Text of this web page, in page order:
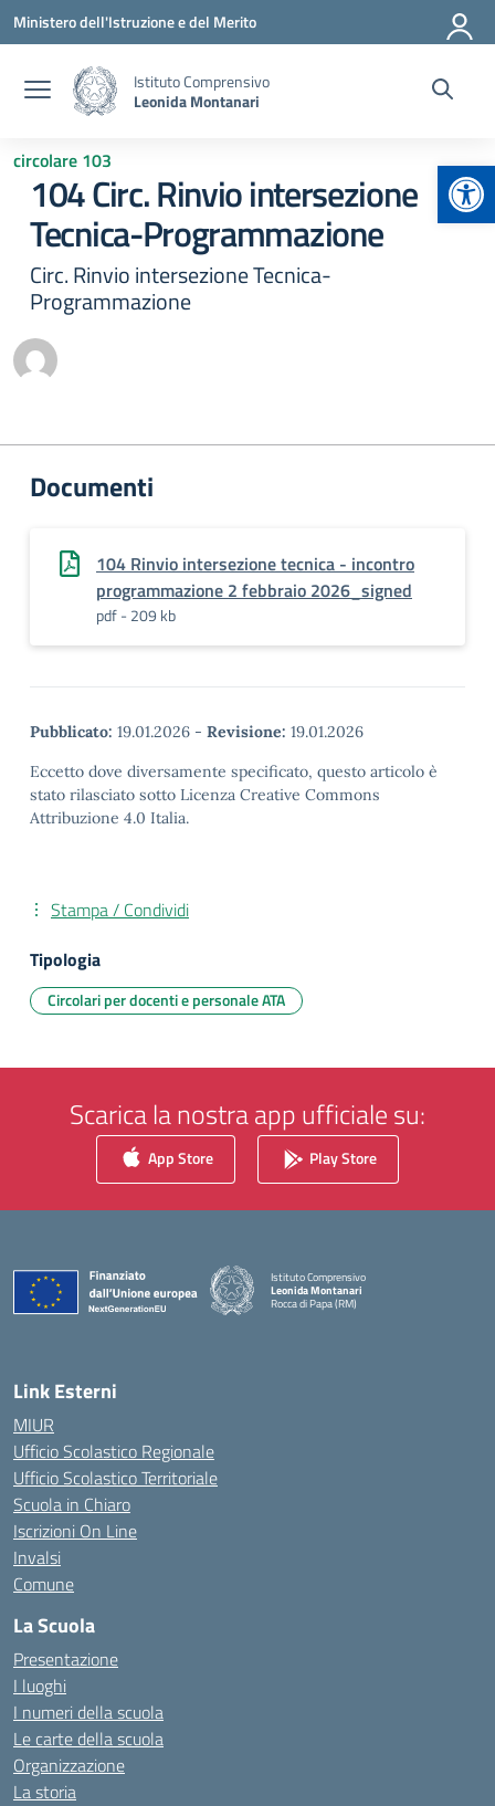
Vai ai contenuti
Vai al menu di navigazione
Vai al footer
Ministero dell'Istruzione e del Merito
Istituto Comprensivo
Leonida Montanari
circolare 103
104 Circ. Rinvio intersezione
Tecnica-Programmazione
Circ. Rinvio intersezione Tecnica-
Programmazione
Documenti
104 Rinvio intersezione tecnica - incontro
programmazione 2 febbraio 2026_signed
pdf - 209 kb
Pubblicato: 19.01.2026 - Revisione: 19.01.2026
Eccetto dove diversamente specificato, questo articolo è
stato rilasciato sotto Licenza Creative Commons
Attribuzione 4.0 Italia.
Stampa / Condividi
Tipologia
Circolari per docenti e personale ATA
Scarica la nostra app ufficiale su:
App Store Play Store
Istituto Comprensivo
Leonida Montanari
Rocca di Papa (RM)
— Visita la pagina iniziale della scuola
Link Esterni
MIUR
Ufficio Scolastico Regionale
Ufficio Scolastico Territoriale
Scuola in Chiaro
Iscrizioni On Line
Invalsi
Comune
La Scuola
Presentazione
I luoghi
I numeri della scuola
Le carte della scuola
Organizzazione
La storia